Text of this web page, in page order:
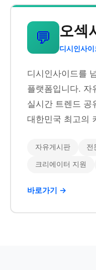
💬 오섹
디시인사
디시인사이드를
플랫폼입니다. 자
실시간 트렌드 공
대한민국 최고의
자유게시판 전
크리에이터 지원
바로가기 →